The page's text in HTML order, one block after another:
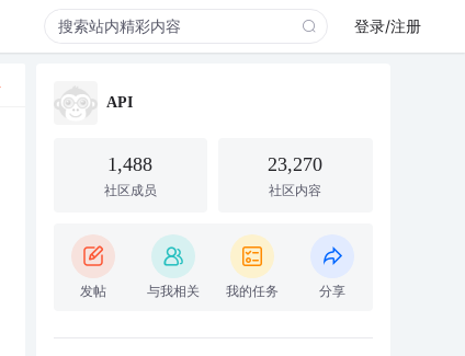
登录/注册
API
1,488
社区成员
23,270
社区内容
发帖 与我相关 我的任务 分享